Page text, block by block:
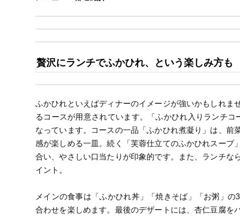
贅沢にランチでふかひれ、という楽しみ方も
ふかひれといえばディナーのイメージが強いかもしれま
るコースが用意されています。「ふかひれ入りランチ
なっています。コースの一品「ふかひれ煮凝り」は、
感が楽しめる一皿。続く「芙蓉仕立てのふかひれスープ
合い、やさしい口当たりが印象的です。また、ランチな
イント。
メインの食事は「ふかひれ丼」「焼きそば」「お粥」
合わせを楽しめます。最後のデザートには、杏仁豆腐を